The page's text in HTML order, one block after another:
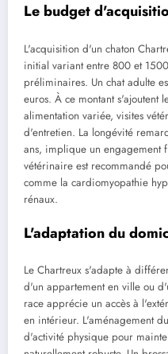
Le budget
L'acquisition d'un chaton
initial variant entre 800 et
préliminaires. Un chat adulte
euros. À ce montant s'ajoutent
alimentation variée, visites
d'entretien. La longévité
ans, implique un engagement
vétérinaire est recommandé
comme la cardiomyopathie
rénaux.
L'adaptation du
Le Chartreux s'adapte à
d'un appartement en ville ou
race apprécie un accès à
en intérieur. L'aménagement
d'activité physique pour